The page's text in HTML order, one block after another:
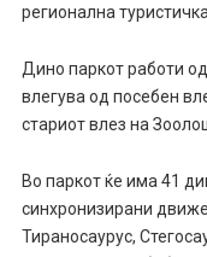
регионална
Дино паркот работи
влегува од посебен
стариот влез на
Во паркот ќе има 41
синхронизирани
Тираносаурус,